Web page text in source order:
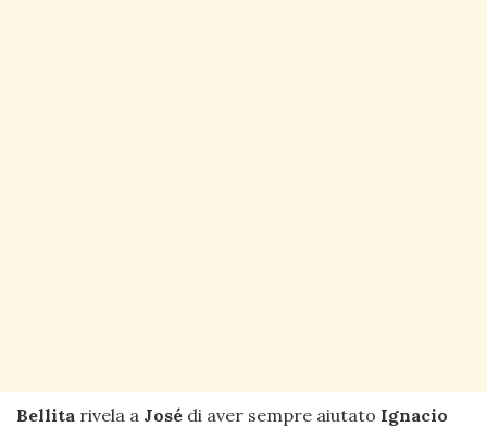
Bellita rivela a José di aver sempre aiutato Ignacio